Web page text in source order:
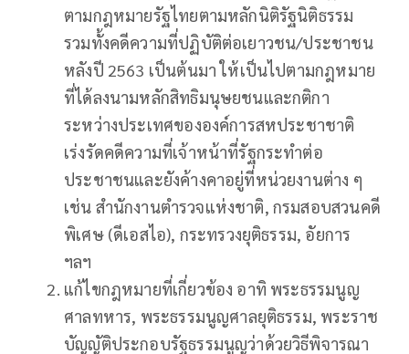
ตามกฎหมายรัฐไทยตามหลักนิติรัฐนิติธรรม
รวมทั้งคดีความที่ปฏิบัติต่อเยาวชน/ประชาชน
หลังปี 2563 เป็นต้นมา ให้เป็นไปตามกฎหมาย
ที่ได้ลงนามหลักสิทธิมนุษยชนและกติกา
ระหว่างประเทศขององค์การสหประชาชาติ
เร่งรัดคดีความที่เจ้าหน้าที่รัฐกระทำต่อ
ประชาชนและยังค้างคาอยู่ที่หน่วยงานต่าง ๆ
เช่น สำนักงานตำรวจแห่งชาติ, กรมสอบสวนคดี
พิเศษ (ดีเอสไอ), กระทรวงยุติธรรม, อัยการ
ฯลฯ
แก้ไขกฎหมายที่เกี่ยวข้อง อาทิ พระธรรมนูญ
ศาลทหาร, พระธรรมนูญศาลยุติธรรม, พระราช
บัญญัติประกอบรัฐธรรมนูญว่าด้วยวิธีพิจารณา